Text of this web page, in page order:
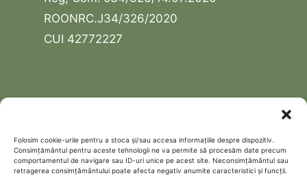
Folosim cookie-urile pentru a stoca și/sau accesa informațiile despre dispozitiv.
Consimțământul pentru aceste tehnologii ne va permite să procesăm date precum
comportamentul de navigare sau ID-uri unice pe acest site. Neconsimțământul sau
retragerea consimțământului poate afecta negativ anumite caracteristici și funcții.
ROONRC.J34/326/2020
CUI 42772227
Contact
Schedule a free discovery call
Politică de confidențialitate